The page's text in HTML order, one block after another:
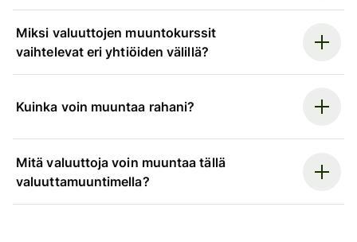
Miksi valuuttojen muuntokurssit
vaihtelevat eri yhtiöiden välillä?
Kuinka voin muuntaa rahani?
Mitä valuuttoja voin muuntaa tällä
valuuttamuuntimella?